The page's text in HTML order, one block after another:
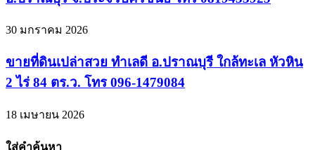
30 มกราคม 2026
ขายที่ดินเปล่าสวย ทําเลดี อ.ปราณบุรี ใกล้ทะเล หัวหิน
2 ไร่ 84 ตร.ว. โทร 096-1479084
18 เมษายน 2026
ใส่คำค้นหา